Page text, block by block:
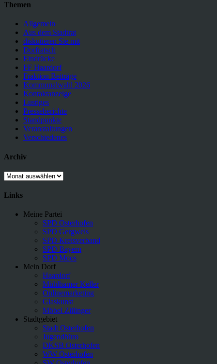
Themen
Allgemein
Aus dem Stadtrat
diskutieren Sie mit
Dorfratsch
Eindrücke
FF Haardorf
Fraktion Beiträge
Kommunalwahl 2026
Kontaktanzeige
Lustiges
Presseberichte
Standpunkte
Veranstaltungen
Verschiedenes
Archiv
Archiv
Links
Meine Partei
SPD Osterhofen
SPD Gergweis
SPD Kreisverband
SPD Bayern
SPD Moos
Mein Dorf
Haardorf
Mühlhamer Keller
Onlinemarketing
Glaskunst
Möbel Zillinger
Stadtgebiet
Stadt Osterhofen
Jugendbüro
DKSB Osterhofen
WW Osterhofen